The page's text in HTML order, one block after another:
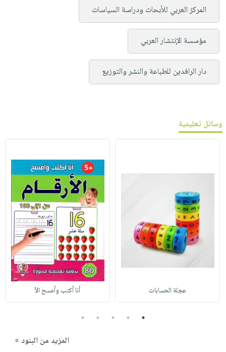
المركز العربي للأبحاث ودراسة السياسات
مؤسسة الإنتشار العربي
دار الرافدين للطباعة والنشر والتوزيع
وسائل تعليمية
عجلة الحسابات أنا أكتب وأمسح الأ
1
2
3
4
5
المزيد من البنود »